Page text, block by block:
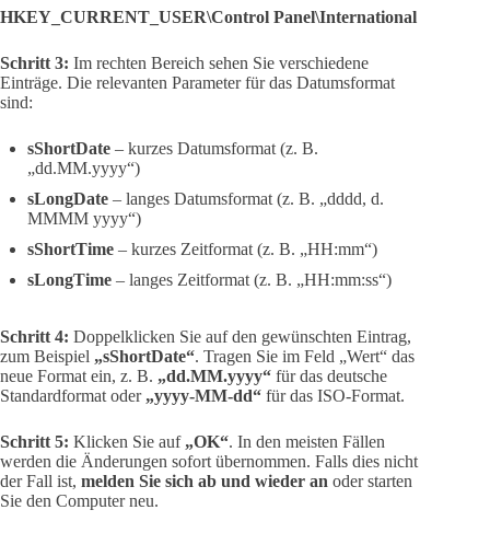
HKEY_CURRENT_USER\Control Panel\International
Schritt 3: Im rechten Bereich sehen Sie verschiedene
Einträge. Die relevanten Parameter für das Datumsformat
sind:
sShortDate – kurzes Datumsformat (z. B.
„dd.MM.yyyy“)
sLongDate – langes Datumsformat (z. B. „dddd, d.
MMMM yyyy“)
sShortTime – kurzes Zeitformat (z. B. „HH:mm“)
sLongTime – langes Zeitformat (z. B. „HH:mm:ss“)
Schritt 4: Doppelklicken Sie auf den gewünschten Eintrag,
zum Beispiel „sShortDate“. Tragen Sie im Feld „Wert“ das
neue Format ein, z. B. „dd.MM.yyyy“ für das deutsche
Standardformat oder „yyyy-MM-dd“ für das ISO-Format.
Schritt 5: Klicken Sie auf „OK“. In den meisten Fällen
werden die Änderungen sofort übernommen. Falls dies nicht
der Fall ist, melden Sie sich ab und wieder an oder starten
Sie den Computer neu.